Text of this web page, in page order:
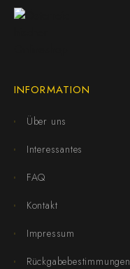
INFORMATION
Über uns
Interessantes
FAQ
Kontakt
Impressum
Rückgabebestimmungen